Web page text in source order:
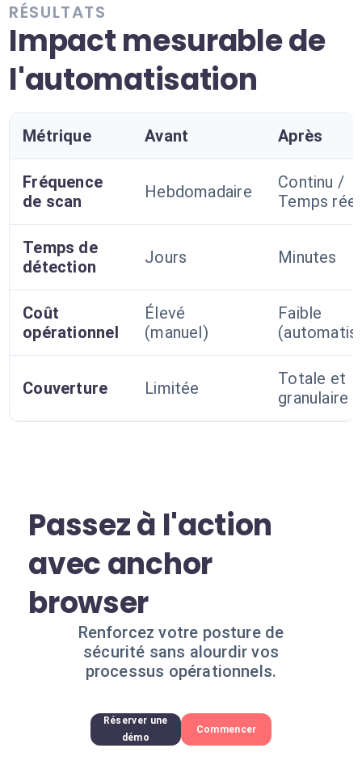
RÉSULTATS
Impact mesurable de
l'automatisation
Métrique Avant Après
Fréquence
de scan
Hebdomadaire
Continu /
Temps réel
Temps de
détection
Jours Minutes
Coût
opérationnel
Élevé
(manuel)
Faible
Couverture Limitée
Totale et
granulaire
Passez à l'action
avec anchor
browser
Renforcez votre posture de
sécurité sans alourdir vos
processus opérationnels.
Réserver une
démo
Commencer